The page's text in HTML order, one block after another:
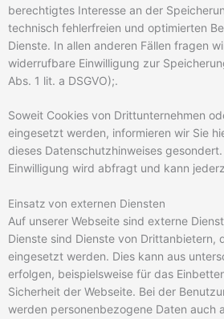
berechtigtes Interesse an der
technisch fehlerfreien und optimierten
Dienste. In allen anderen Fällen fragen
widerrufbare Einwilligung zur
Abs. 1 lit. a DSGVO);.
Soweit Cookies von Drittunternehmen
eingesetzt werden, informieren wir Sie
dieses Datenschutzhinweises
Einwilligung wird abfragt und kann
Einsatz von externen Diensten
Auf unserer Webseite sind externe
Dienste sind Dienste von Drittanbietern,
eingesetzt werden. Dies kann aus
erfolgen, beispielsweise für das
Sicherheit der Webseite. Bei der
werden personenbezogene Daten auch